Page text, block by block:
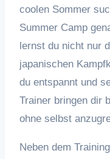
coolen Sommer
Summer Camp
lernst du nicht nur
japanischen
du entspannt und
Trainer bringen dir
ohne selbst
Neben dem